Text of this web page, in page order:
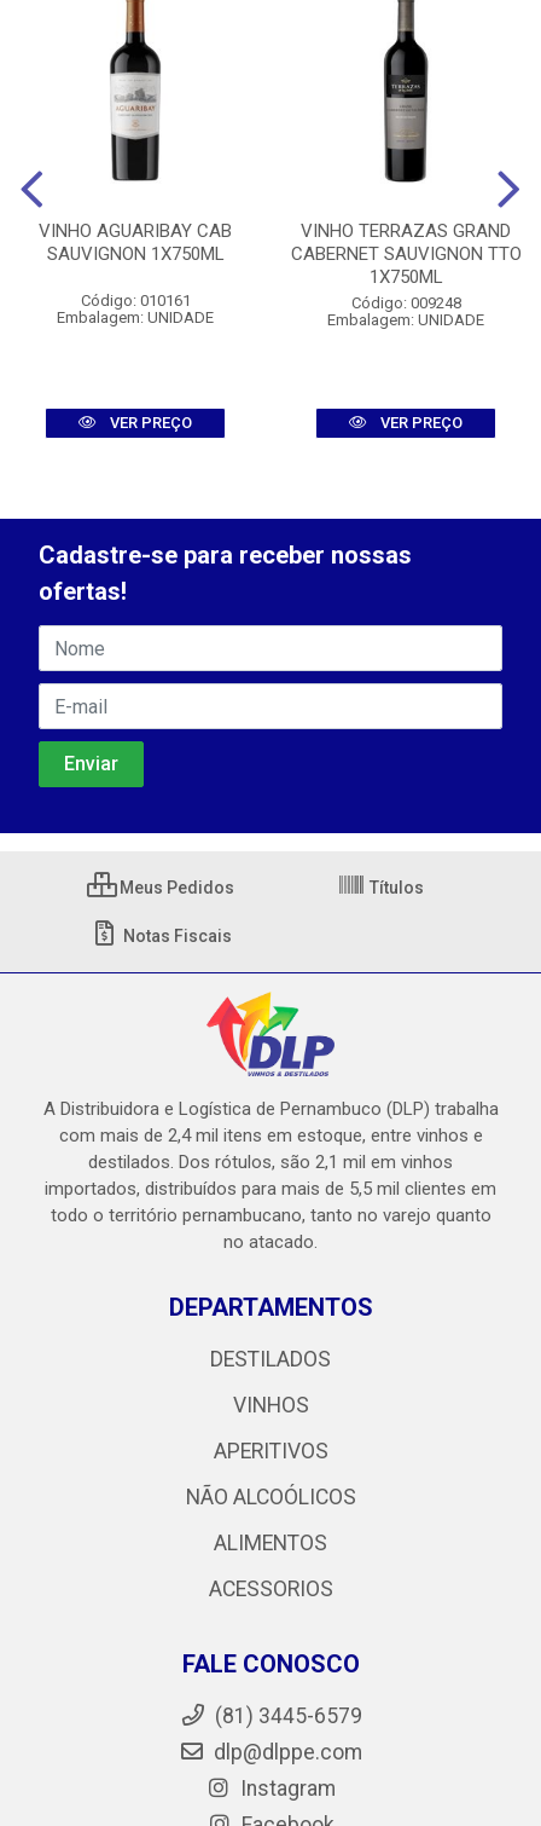
VINHO AGUARIBAY CAB
SAUVIGNON 1X750ML
Código: 010161
Embalagem: UNIDADE
VER PREÇO
VINHO TERRAZAS GRAND
CABERNET SAUVIGNON TTO
1X750ML
Código: 009248
Embalagem: UNIDADE
VER PREÇO
Cadastre-se para receber nossas
ofertas!
Meus Pedidos Títulos
Notas Fiscais
A Distribuidora e Logística de Pernambuco (DLP) trabalha
com mais de 2,4 mil itens em estoque, entre vinhos e
destilados. Dos rótulos, são 2,1 mil em vinhos
importados, distribuídos para mais de 5,5 mil clientes em
todo o território pernambucano, tanto no varejo quanto
no atacado.
DEPARTAMENTOS
DESTILADOS
VINHOS
APERITIVOS
NÃO ALCOÓLICOS
ALIMENTOS
ACESSORIOS
FALE CONOSCO
(81) 3445-6579
dlp@dlppe.com
Instagram